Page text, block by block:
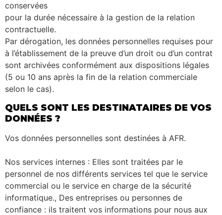
conservées
pour la durée nécessaire à la gestion de la relation
contractuelle.
Par dérogation, les données personnelles requises pour
à l’établissement de la preuve d’un droit ou d’un contrat
sont archivées conformément aux dispositions légales
(5 ou 10 ans après la fin de la relation commerciale
selon le cas).
QUELS SONT LES DESTINATAIRES DE VOS
DONNÉES ?
Vos données personnelles sont destinées à AFR.
Nos services internes : Elles sont traitées par le
personnel de nos différents services tel que le service
commercial ou le service en charge de la sécurité
informatique., Des entreprises ou personnes de
confiance : ils traitent vos informations pour nous aux